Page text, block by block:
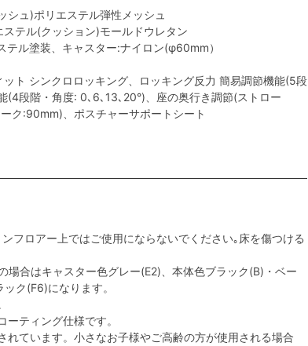
ュ)ポリエステル弾性メッシュ
テル(クッション)モールドウレタン
ル塗装、キャスター:ナイロン(φ60mm）
ト シンクロロッキング、ロッキング反力 簡易調節機能(5段
(4段階・角度: 0､6､13､20°)、座の奥行き調節(ストロー
ク:90mm)、ポスチャーサポートシート
フロアー上ではご使用にならないでください｡床を傷つける
場合はキャスター色グレー(E2)、本体色ブラック(B)・ベー
ク(F6)になります。
ティング仕様です。
れています。小さなお子様やご高齢の方が使用される場合